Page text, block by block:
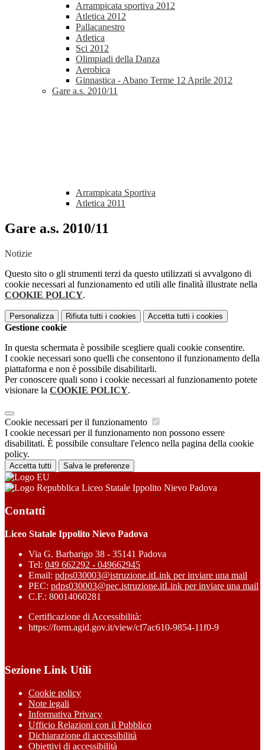
Arrampicata sportiva 2012
Atletica 2012
Pallacanestro
Atletica
Sci 2012
Olimpiadi della Danza
Aerobica
Ginnastica - Abano Terme 12 Aprile 2012
Gare a.s. 2010/11
Arrampicata Sportiva
Atletica 2011
Gare a.s. 2010/11
Notizie
Questo sito o gli strumenti terzi da questo utilizzati si avvalgono di
cookie necessari al funzionamento ed utili alle finalità illustrate nella
COOKIE POLICY.
Personalizza Rifiuta tutti i cookies Accetta tutti i cookies
Gestione cookie
In questa schermata è possibile scegliere quali cookie consentire.
I cookie necessari sono quelli che consentono il funzionamento della
piattaforma e non è possibile disabilitarli.
Per conoscere quali sono i cookie necessari al funzionamento potete
visionare la COOKIE POLICY.
Cookie necessari per il funzionamento
I cookie necessari per il funzionamento non possono essere
disabilitati. È possibile consultare l'elenco nella pagina della cookie
policy.
Accetta tutti Salva le preferenze
Liceo Statale Ippolito Nievo Padova
Contatti
Liceo Statale Ippolito Nievo Padova
Via G. Barbarigo 38 - 35141 Padova
Tel: 049 662292 - 049662945
Email: pdps030003@istruzione.itLink per inviare una mail
PEC: pdps030003@pec.istruzione.itLink per inviare una mail
C.F.: 80014060281
Certificazione di Accessibilità:
https://form.agid.gov.it/view/cf7ac610-9854-11f0-9
Sezione Link Utili
Cookie policy
Note legali
Informativa Privacy
Ufficio Relazioni con il Pubblico
Dichiarazione di accessibilità
Obiettivi di accessibilità